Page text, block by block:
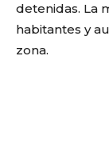
detenidas. La
habitantes y
zona.